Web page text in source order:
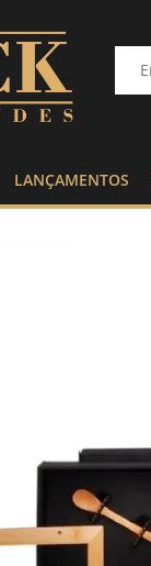
LANÇAMENTOS